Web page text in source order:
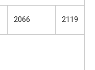
2066 2119